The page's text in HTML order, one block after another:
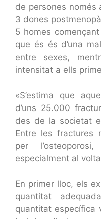
de persones només
3 dones
5 homes
que és és d’una
entre sexes,
intensitat a ells
«S’estima que
d’uns 25.000
des de la societat
Entre les fractures
per
especialment al
En primer lloc, els
quantitat
quantitat específica